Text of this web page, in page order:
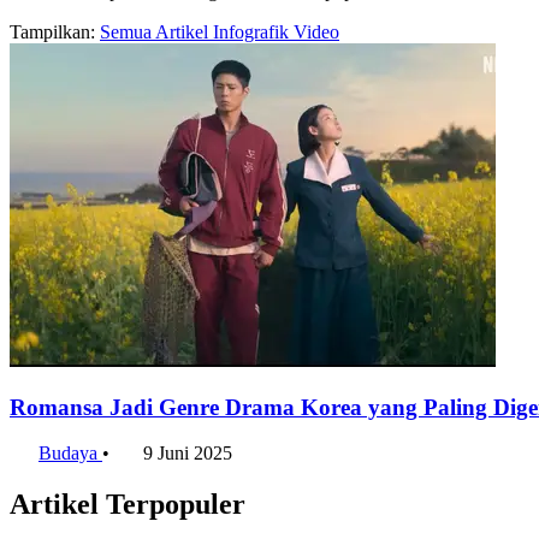
Tampilkan: Semua Artikel Infografik Video
Romansa Jadi Genre Drama Korea yang Paling
Budaya • 9 Juni 2025
Artikel Terpopuler